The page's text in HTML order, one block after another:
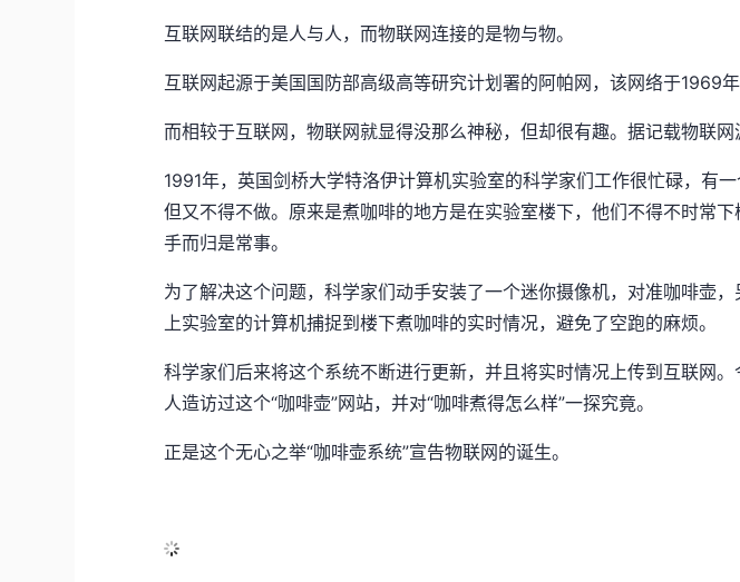
互联网联结的是人与人，而物联网连接的是物与物。
互联网起源于美国国防部高级高等研究计划署的阿帕网，该网络于1969
而相较于互联网，物联网就显得没那么神秘，但却很有趣。据记载物联网
1991年，英国剑桥大学特洛伊计算机实验室的科学家们工作很忙碌，有一
但又不得不做。原来是煮咖啡的地方是在实验室楼下，他们不得不时常
手而归是常事。
为了解决这个问题，科学家们动手安装了一个迷你摄像机，对准咖啡壶
上实验室的计算机捕捉到楼下煮咖啡的实时情况，避免了空跑的麻烦。
科学家们后来将这个系统不断进行更新，并且将实时情况上传到互联网
人造访过这个“咖啡壶”网站，并对“咖啡煮得怎么样”一探究竟。
正是这个无心之举“咖啡壶系统”宣告物联网的诞生。